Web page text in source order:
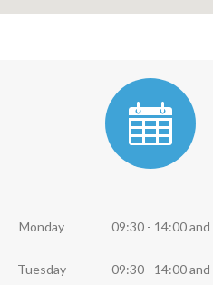
Monday 09:30 - 14:00and
Tuesday 09:30 - 14:00and